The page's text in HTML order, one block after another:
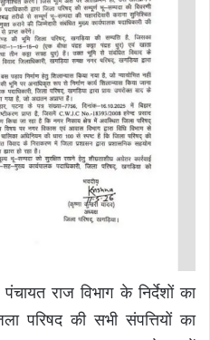
राज विभाग के निर्देशों का
परिषद की सभी संपत्तियों का